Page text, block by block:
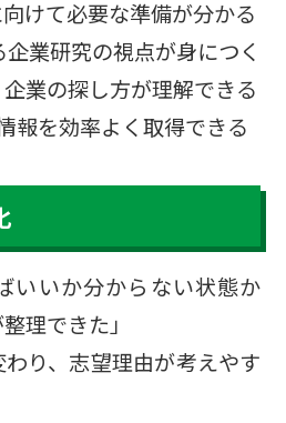
けて必要な準備が分かる
企業研究の視点が身につく
業の探し方が理解できる
報を効率よく取得できる
いいか分からない状態か
理できた」
わり、志望理由が考えやす